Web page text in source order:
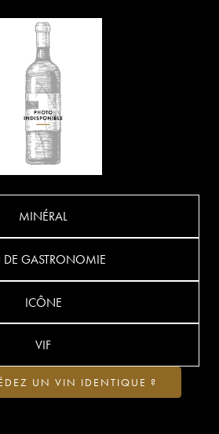
MINÉRAL
GASTRONOMIE
ICÔNE
VIF
UN VIN IDENTIQUE ?